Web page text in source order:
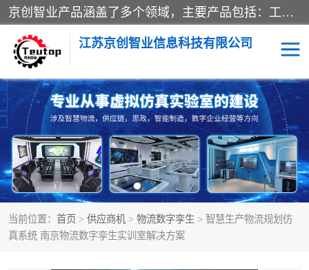
京创智业产品涵盖了多个领域，主要产品包括：工业4.0生产线解决方案，智慧物流综合实训室，教学设备与实验室建设，虚拟仿真实验室等。公司将秉持“创新、执着、诚信、共赢”的理念，以“将服务当作使命”为核心价值观，致力于为客户创造价值，与客户、合作伙伴和员工共同成长。
江苏京创智业信息科技有限公司
当前位置： 首页 > 供应商机 > 物流数字孪生 > 智慧生产物流规划仿
真系统 南京物流数字孪生实训室解决方案
VR物流实训 低碳供应链
生产系统仿真 冷链物流
供应链管理 思政
智慧零售实训 智能制造